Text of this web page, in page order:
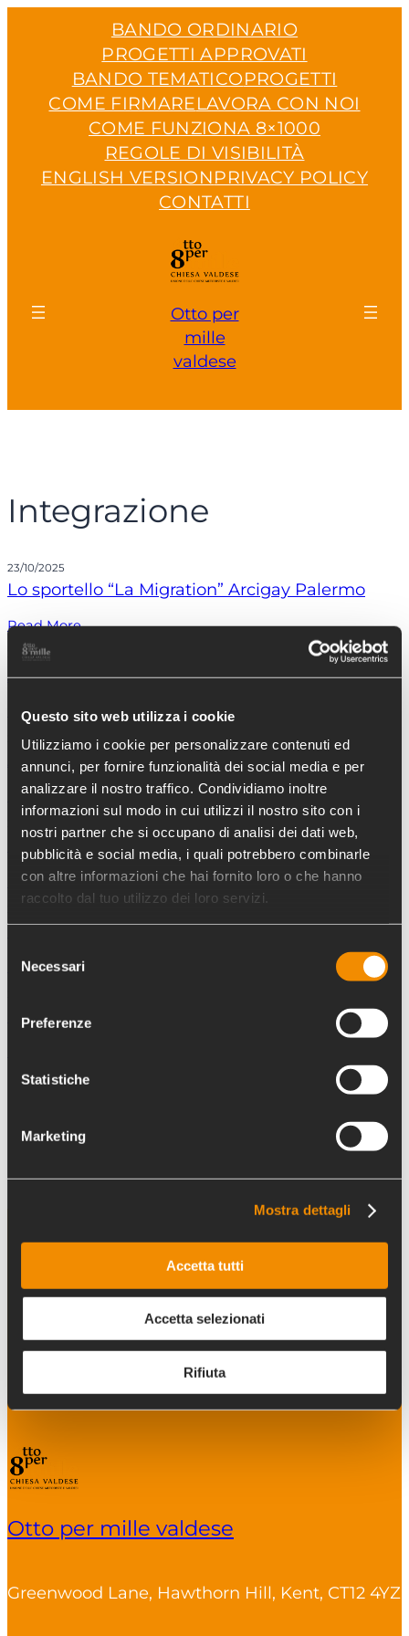
Questo sito web utilizza i cookie
Utilizziamo i cookie per personalizzare contenuti ed
annunci, per fornire funzionalità dei social media e per
analizzare il nostro traffico. Condividiamo inoltre
informazioni sul modo in cui utilizzi il nostro sito con i
nostri partner che si occupano di analisi dei dati web,
pubblicità e social media, i quali potrebbero combinarle
con altre informazioni che hai fornito loro o che hanno
raccolto dal tuo utilizzo dei loro servizi.
delNecessari
Preferenze
Statistiche
Marketing
Mostra dettagli
Accetta tutti
Accetta selezionati
Rifiuta
BANDO ORDINARIO
PROGETTI APPROVATI
BANDO TEMATICOPROGETTI
COME FIRMARELAVORA CON NOI
COME FUNZIONA 8×1000
REGOLE DI VISIBILITÀ
ENGLISH VERSIONPRIVACY POLICY
CONTATTI
Otto per
mille
valdese
Integrazione
23/10/2025
Lo sportello “La Migration” Arcigay Palermo
Read More
23/10/2025
Aggiungi un posto a tavola
Read More
23/10/2025
Arance solidali Locri
Read More
Il porto sicuro di NAGA per stranieri irregolari
Read More
Emporio Solidale Crotone
Read More
La falegnameria sociale K_Alma
Pagina precedente
We look forward to
welcoming you to
Enquire
Otto per mille valdese
Greenwood Lane, Hawthorn Hill, Kent, CT12 4YZ